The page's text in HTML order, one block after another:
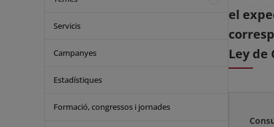
Servicis
Campanyes
Estadístiques
Formació, congressos i jornades
el
Ley de